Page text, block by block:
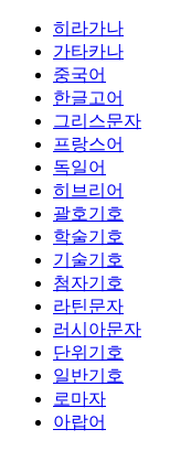
히라가나
가타카나
중국어
한글고어
그리스문자
프랑스어
독일어
히브리어
괄호기호
학술기호
기술기호
첨자기호
라틴문자
러시아문자
단위기호
일반기호
로마자
아랍어